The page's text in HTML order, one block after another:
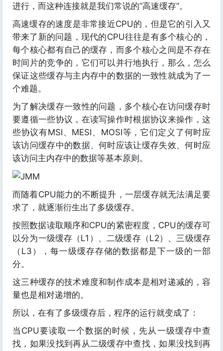
进行，而这种连接就是我们常说的“高速缓存”。
高速缓存的速度是非常接近CPU的，但是它的引入又
带来了新的问题，现代的CPU往往是有多个核心的，
每个核心都有自己的缓存，而多个核心之间是不存在
时间片的竞争的，它们可以并行地执行，那么，怎么
保证这些缓存与主内存中的数据的一致性就成为了一
个难题。
为了解决缓存一致性的问题，多个核心在访问缓存时
要遵循一些协议，在读写操作时根据协议来操作，这
些协议有MSI、MESI、MOSI等，它们定义了何时应
该访问缓存中的数据、何时应该让缓存失效、何时应
该访问主内存中的数据等基本原则。
而随着CPU能力的不断提升，一层缓存就无法满足要
求了，就逐渐衍生出了多级缓存。
按照数据读取顺序和CPU的紧密程度，CPU的缓存可
以分为一级缓存（L1）、二级缓存（L2）、三级缓存
（L3），每一级缓存存储的数据都是下一级的一部
分。
这三种缓存的技术难度和制作成本是相对递减的，容
量也是相对递增的。
所以，在有了多级缓存后，程序的运行就变成了：
当CPU要读取一个数据的时候，先从一级缓存中查
找，如果没找到再从二级缓存中查找，如果没找到再